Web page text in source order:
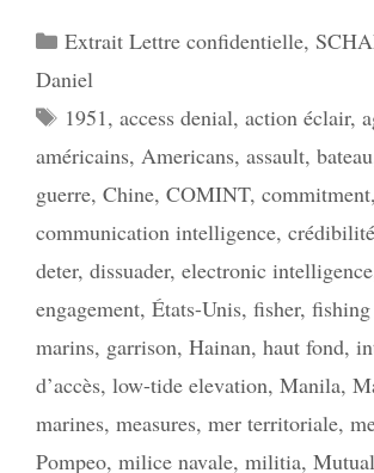
Catégories
Extrait Lettre confidentielle,
Daniel
Étiquettes
1951, access denial, action éclair,
américains, Americans, assault, bateau
guerre, Chine, COMINT, commitment,
communication intelligence, crédibilité
deter, dissuader, electronic intelligence
engagement, États-Unis, fisher,
marins, garrison, Hainan, haut fond,
d’accès, low-tide elevation, Manila,
marines, measures, mer territoriale,
Pompeo, milice navale, militia,